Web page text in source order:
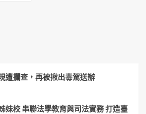
遭攔查，再被揪出毒駕送辦
妹校 串聯法學教育與司法實務 打造臺